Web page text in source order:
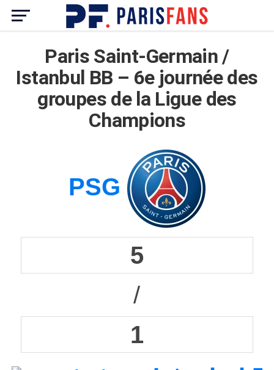
Paris Saint-Germain /
Istanbul BB – 6e journée des
groupes de la Ligue des
Champions
PSG
5
/
1